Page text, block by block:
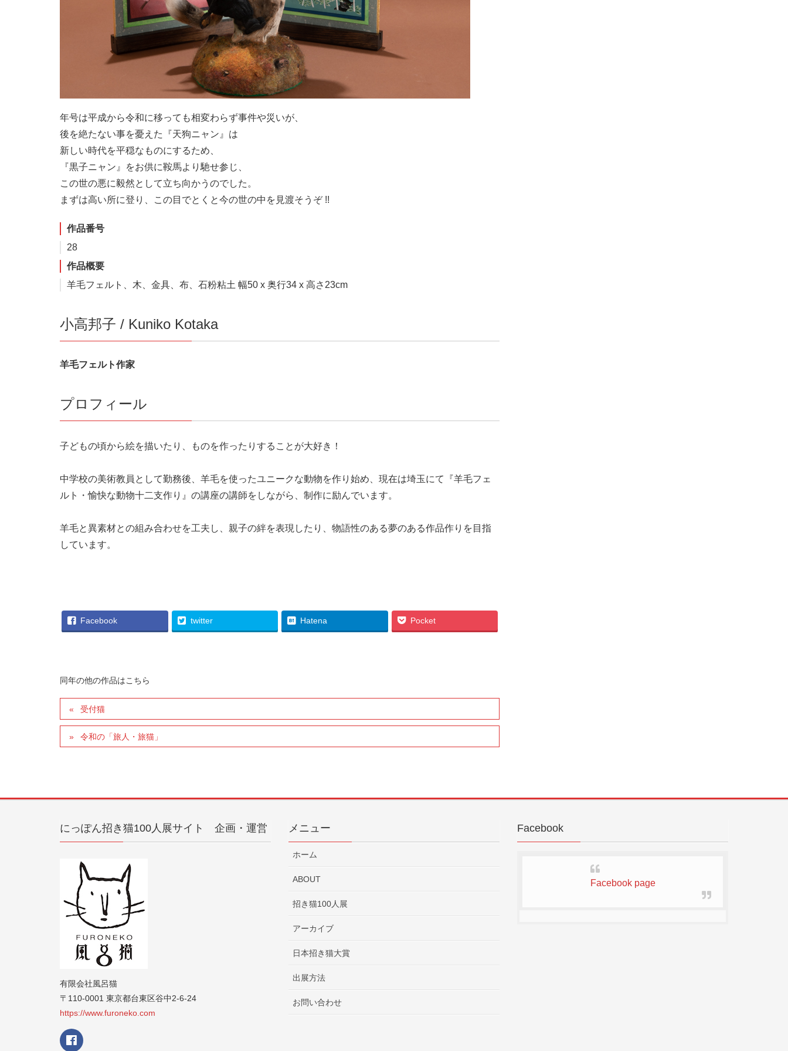
年号は平成から令和に移っても相変わらず事件や災いが、
後を絶たない事を憂えた『天狗ニャン』は
新しい時代を平穏なものにするため、
『黒子ニャン』をお供に鞍馬より馳せ参じ、
この世の悪に毅然として立ち向かうのでした。
まずは高い所に登り、この目でとくと今の世の中を見渡そうぞ !!
作品番号
28
作品概要
羊毛フェルト、木、金具、布、石粉粘土 幅50 x 奥行34 x 高さ23cm
小高邦子 / Kuniko Kotaka
羊毛フェルト作家
プロフィール
子どもの頃から絵を描いたり、ものを作ったりすることが大好き！
中学校の美術教員として勤務後、羊毛を使ったユニークな動物を作り始め、現在は埼玉にて『羊毛フェ
ルト・愉快な動物十二支作り』の講座の講師をしながら、制作に励んでいます。
羊毛と異素材との組み合わせを工夫し、親子の絆を表現したり、物語性のある夢のある作品作りを目指
しています。
Facebook twitter Hatena Pocket
同年の他の作品はこちら
受付猫
令和の「旅人・旅猫」
にっぽん招き猫100人展サイト 企画・運営
有限会社風呂猫
〒110-0001 東京都台東区谷中2-6-24
https://www.furoneko.com
メニュー
ホーム
ABOUT
招き猫100人展
アーカイブ
日本招き猫大賞
出展方法
お問い合わせ
Facebook
Facebook page